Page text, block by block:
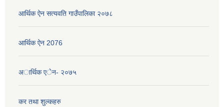
आर्थिक ऐन सत्यवति गाउँपालिका २०७८
आर्थिक ऐन 2076
अार्थिक एेन- २०७५
कर तथा शुल्कहरु